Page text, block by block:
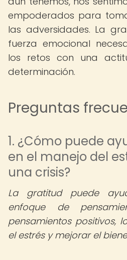
empoderados para
las adversidades. La
fuerza emocional
los retos con una
determinación.
Preguntas
1. ¿Cómo puede
en el manejo del
una crisis?
La gratitud puede
enfoque de
pensamientos positivos,
el estrés y mejorar el